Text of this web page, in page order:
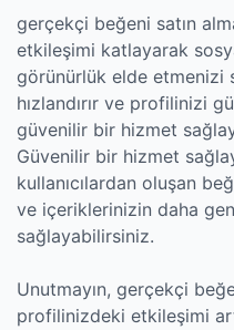
gerçekçi beğeni satın
etkileşimi katlayarak
görünürlük elde etmenizi
hızlandırır ve profilinizi
güvenilir bir hizmet
Güvenilir bir hizmet
kullanıcılardan oluşan
ve içeriklerinizin daha
sağlayabilirsiniz.
Unutmayın, gerçekçi
profilinizdeki etkileşimi